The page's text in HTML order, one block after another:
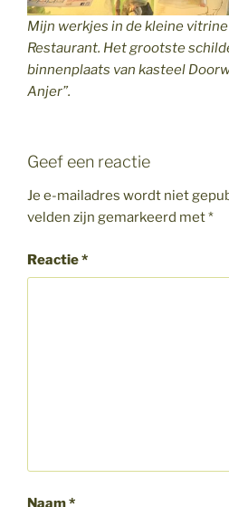
Mijn werkjes in de kleine
Restaurant. Het grootste
binnenplaats van kasteel
Anjer”.
Geef een reactie
Je e-mailadres wordt niet
velden zijn gemarkeerd met*
Reactie*
Naam*